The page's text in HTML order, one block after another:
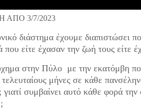
3/7/2023
διάστημα έχουμε διαπιστώσει
είτε έχασαν την ζωή τους είτε
στην Πύλο με την εκατόμβη
τελευταίους μήνες σε κάθε
γιατί συμβαίνει αυτό κάθε φορά